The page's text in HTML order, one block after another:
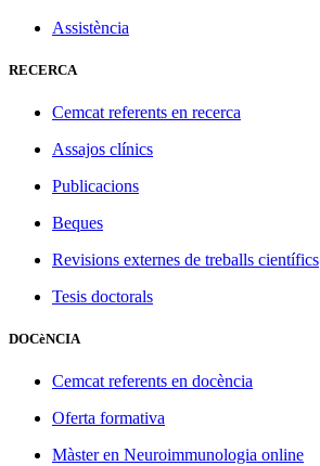
Assistència
RECERCA
Cemcat referents en recerca
Assajos clínics
Publicacions
Beques
Revisions externes de treballs científics
Tesis doctorals
DOCèNCIA
Cemcat referents en docència
Oferta formativa
Màster en Neuroimmunologia online